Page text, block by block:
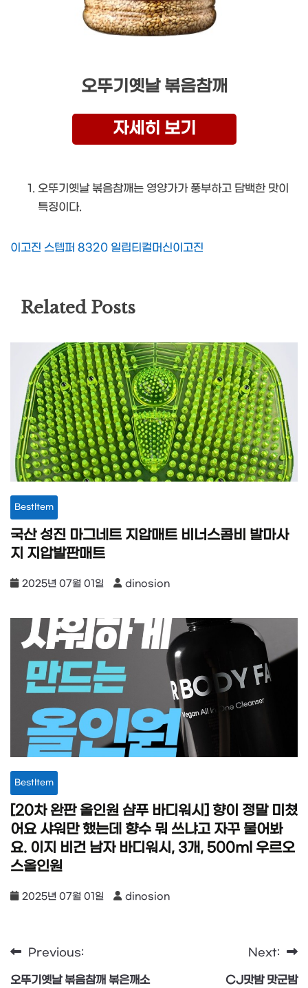
오뚜기옛날 볶음참깨
자세히 보기
오뚜기옛날 볶음참깨는 영양가가 풍부하고 담백한 맛이
특징이다.
이고진 스텝퍼 8320 일립티컬머신이고진
Related Posts
BestItem
국산 성진 마그네트 지압매트 비너스콤비 발마사
지 지압발판매트
2025년 07월 01일 dinosion
BestItem
[20차 완판 올인원 샴푸 바디워시] 향이 정말 미쳤
어요 샤워만 했는데 향수 뭐 쓰냐고 자꾸 물어봐
요. 이지 비건 남자 바디워시, 3개, 500ml 우르오
스올인원
2025년 07월 01일 dinosion
글 Previous:
오뚜기옛날 볶음참깨 볶은깨소
Next:
CJ맛밤 맛군밤